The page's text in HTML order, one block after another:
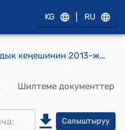
KG RU
С.Юсупова айылдык кеңешинин 2013-жылдын 2-февралындагы № 2-2 "С.Юсупова айылдык кеңешинин туруктуу комиссияларын тизмеги жана сандык курамын тγзγγ жѳнγндѳ" токтому
Шилтеме документтер
Салыштыруу